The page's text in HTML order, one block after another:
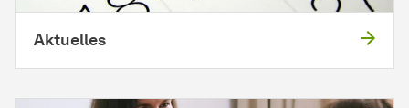
Aktuelles